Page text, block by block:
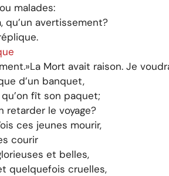
malades:
avertissement?
Mort avait raison. Je
d’un banquet,
fît son paquet;
le voyage?
ces jeunes mourir,
courir
et belles,
quelquefois cruelles,